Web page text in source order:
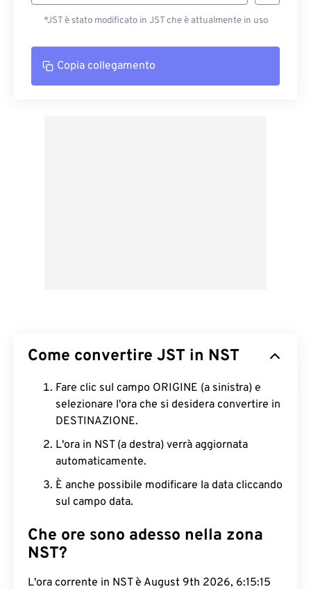
*JST è stato modificato in JST che è attualmente in uso
Copia collegamento
Come convertire JST in NST
Fare clic sul campo ORIGINE (a sinistra) e
selezionare l'ora che si desidera convertire in
DESTINAZIONE.
L'ora in NST (a destra) verrà aggiornata
automaticamente.
È anche possibile modificare la data cliccando
sul campo data.
Che ore sono adesso nella zona
NST?
L'ora corrente in NST è August 9th 2026, 6:15:16